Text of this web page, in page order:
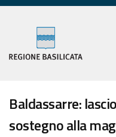
Baldassarre:
sostegno alla